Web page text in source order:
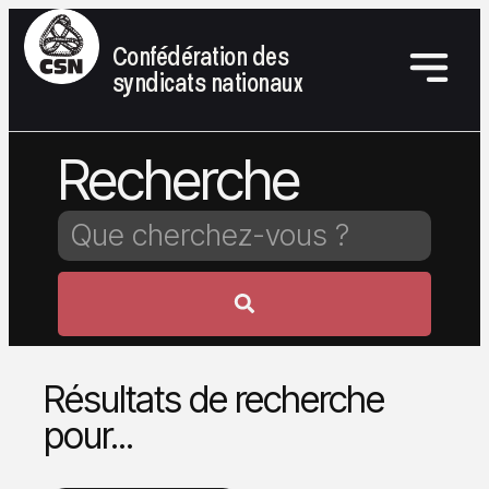
Confédération des
syndicats nationaux
Recherche
Résultats de recherche
pour...